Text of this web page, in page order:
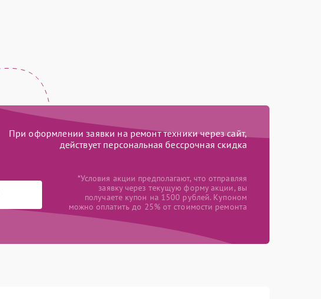
При оформлении заявки на ремонт техники через сайт,
действует персональная бессрочная скидка
*Условия акции предполагают, что отправляя
заявку через текущую форму акции, вы
получаете купон на 1500 рублей. Купоном
можно оплатить до 25% от стоимости ремонта